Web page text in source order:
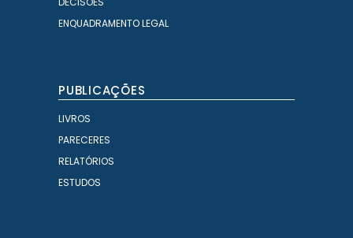
ENQUADRAMENTO LEGAL
PUBLICAÇÕES
LIVROS
PARECERES
RELATÓRIOS
ESTUDOS